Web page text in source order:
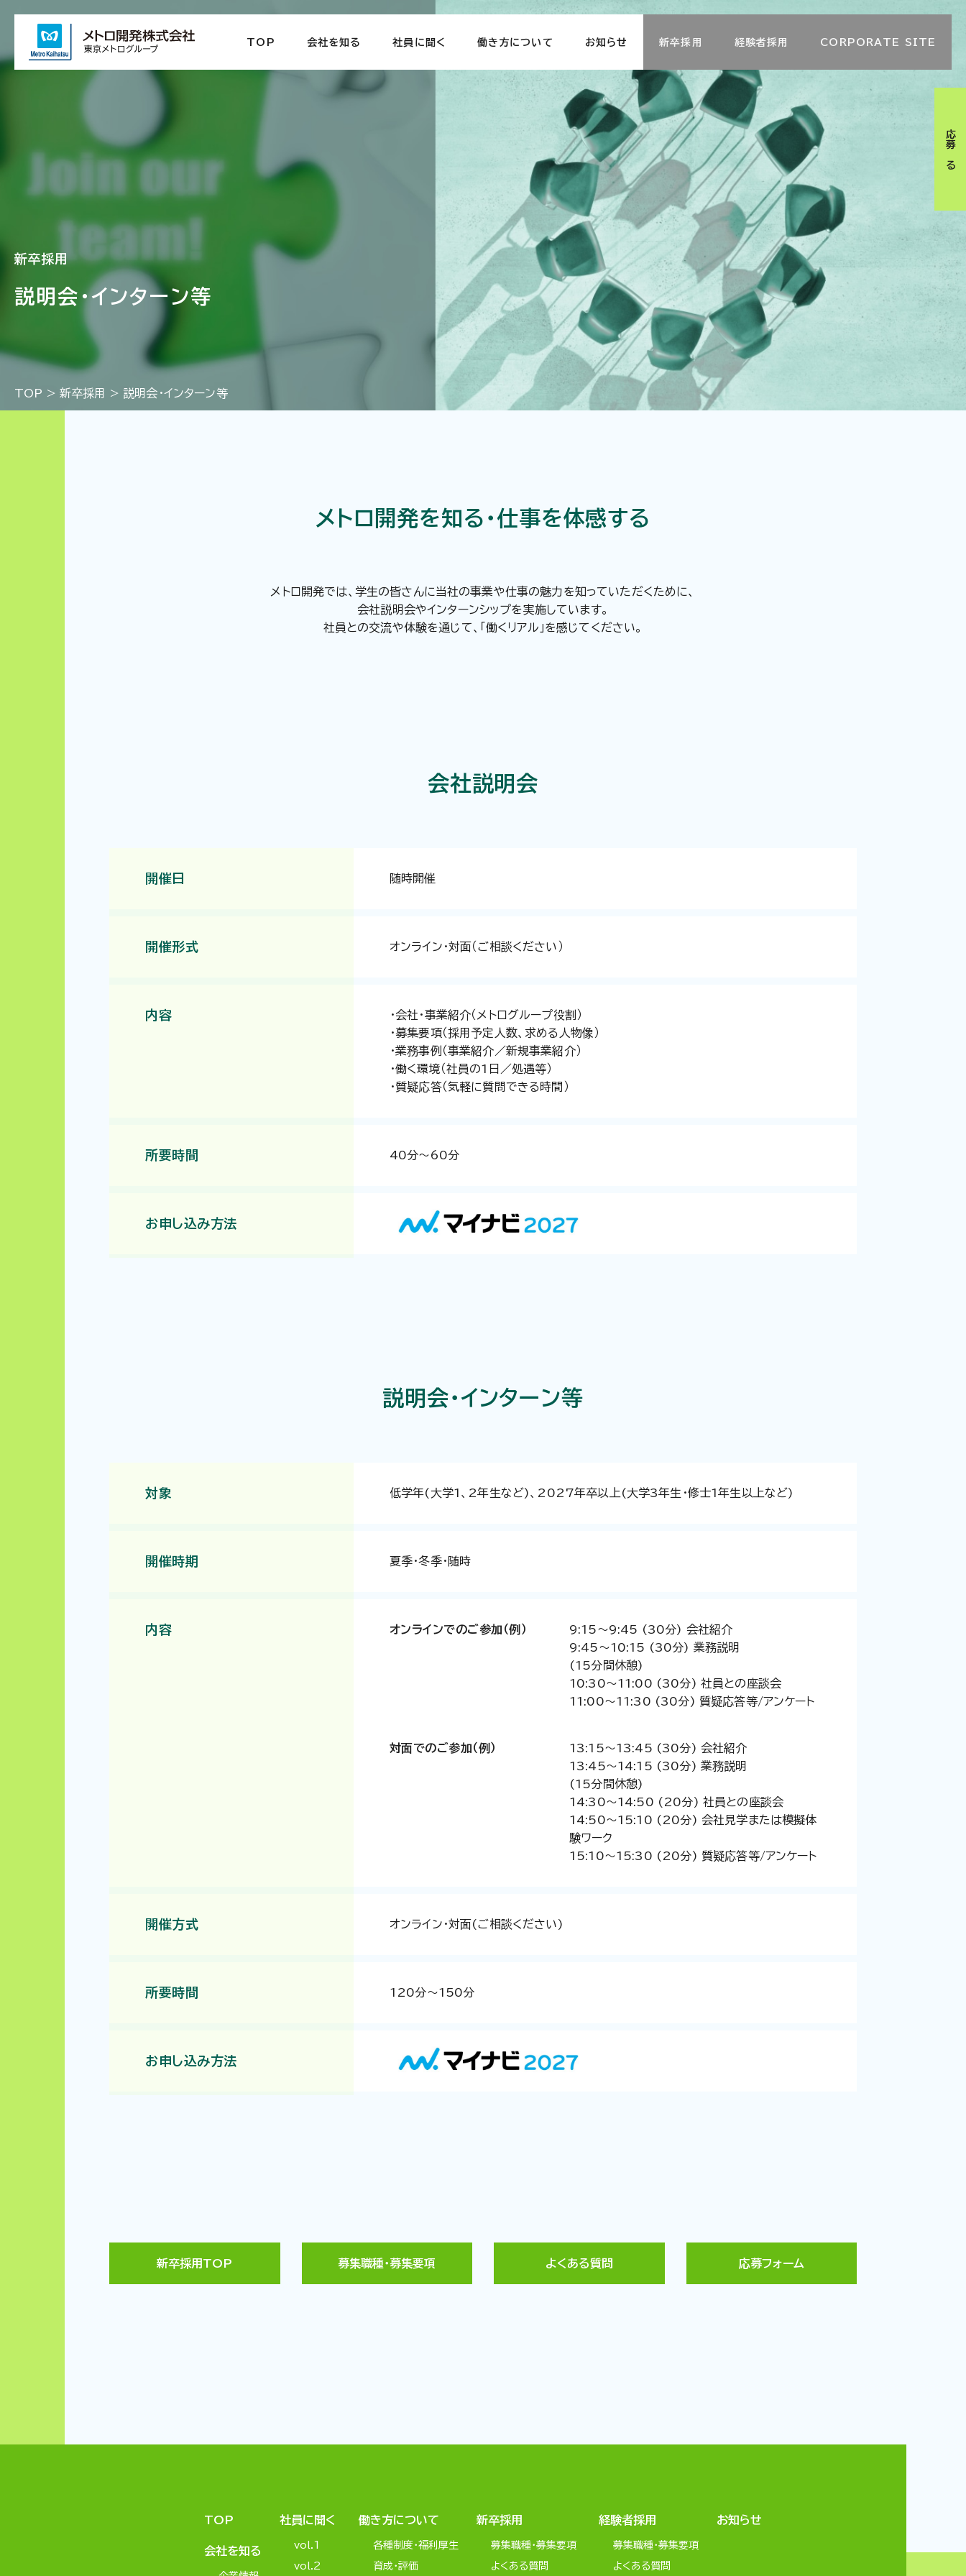
TOP 会社を知る 社員に聞く 働き方について お知らせ 新卒採用 経験者採用 CORPORATE SITE
新卒採用
説明会・インターン等
TOP > 新卒採用 > 説明会・インターン等
メトロ開発を知る・仕事を体感する
メトロ開発では、学生の皆さんに当社の事業や仕事の魅力を知っていただくために、
会社説明会やインターンシップを実施しています。
社員との交流や体験を通じて、「働くリアル」を感じてください。
会社説明会
開催日 随時開催
開催形式 オンライン・対面（ご相談ください）
内容
・会社・事業紹介（メトログループ役割）
・募集要項（採用予定人数、求める人物像）
・業務事例（事業紹介／新規事業紹介）
・働く環境（社員の1日／処遇等）
・質疑応答（気軽に質問できる時間）
所要時間 40分～60分
お申し込み方法
説明会・インターン等
対象 低学年(大学1、2年生など)、2027年卒以上(大学3年生・修士1年生以上など)
開催時期 夏季・冬季・随時
内容 オンラインでのご参加（例）
9:15〜9:45 (30分) 会社紹介
9:45～10:15 (30分) 業務説明
(15分間休憩)
10:30～11:00 (30分) 社員との座談会
11:00～11:30 (30分) 質疑応答等/アンケート
対面でのご参加（例）
13:15～13:45 (30分) 会社紹介
13:45～14:15 (30分) 業務説明
(15分間休憩)
14:30～14:50 (20分) 社員との座談会
14:50～15:10 (20分) 会社見学または模擬体
験ワーク
15:10～15:30 (20分) 質疑応答等/アンケート
開催方式 オンライン・対面(ご相談ください)
所要時間 120分～150分
お申し込み方法
新卒採用TOP 募集職種・募集要項 よくある質問 応募フォーム
TOP
会社を知る
社員に聞く
vol.1
vol.2
働き方について
各種制度・福利厚生
育成・評価
新卒採用
募集職種・募集要項
よくある質問
経験者採用
募集職種・募集要項
よくある質問
お知らせ
応募する